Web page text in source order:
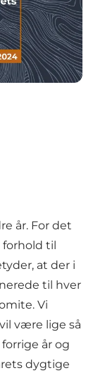
år. For det
til
at der i
til hver
Vi
være lige så
år og
dygtige